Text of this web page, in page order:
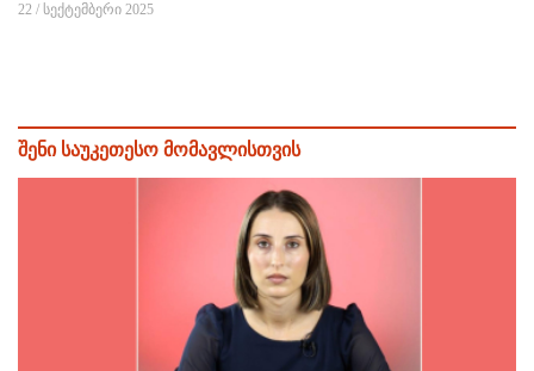
22 / სექტემბერი 2025
შენი საუკეთესო მომავლისთვის